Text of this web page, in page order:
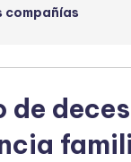
compañías
de